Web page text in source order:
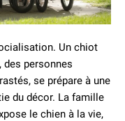
Un chiot
personnes
se prépare à une
du décor. La famille
le chien à la vie,